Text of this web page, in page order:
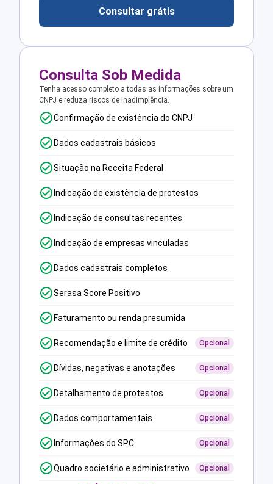
Consultar grátis
Consulta Sob Medida
Tenha acesso completo a todas as informações sobre um
CNPJ e reduza riscos de inadimplência.
Confirmação de existência do CNPJ
Dados cadastrais básicos
Situação na Receita Federal
Indicação de existência de protestos
Indicação de consultas recentes
Indicação de empresas vinculadas
Dados cadastrais completos
Serasa Score Positivo
Faturamento ou renda presumida
Recomendação e limite de crédito Opcional
Dívidas, negativas e anotações Opcional
Detalhamento de protestos Opcional
Dados comportamentais Opcional
Informações do SPC Opcional
Quadro societário e administrativo Opcional